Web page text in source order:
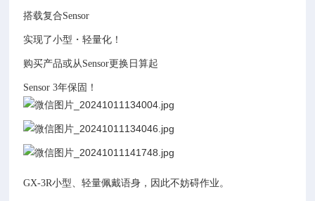
搭载复合Sensor
实现了小型・轻量化！
购买产品或从Sensor更换日算起
Sensor 3年保固！
GX-3R小型、轻量佩戴语身，因此不妨碍作业。